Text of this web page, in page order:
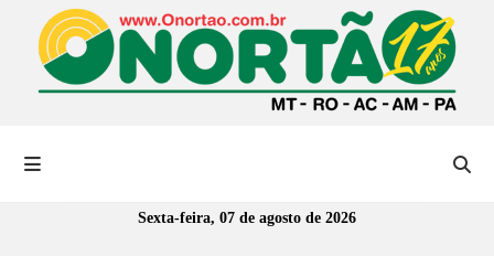
Sexta-feira, 07 de agosto de 2026